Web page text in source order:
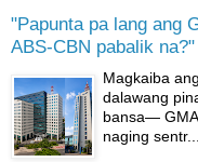
"Papunta pa lang ang
ABS-CBN pabalik na?"
Magkaiba
dalawang
bansa—
naging sentr...